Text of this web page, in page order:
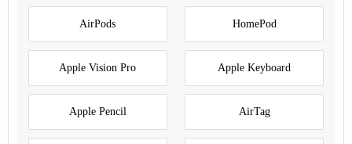
AirPods HomePod
Apple Vision Pro Apple Keyboard
Apple Pencil AirTag